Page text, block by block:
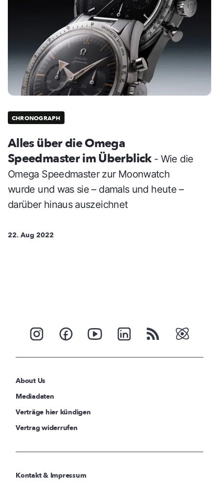
CHRONOGRAPH
Alles über die Omega
Speedmaster im Überblick - Wie die
Omega Speedmaster zur Moonwatch
wurde und was sie – damals und heute –
darüber hinaus auszeichnet
22. Aug 2022
About Us
Mediadaten
Verträge hier kündigen
Vertrag widerrufen
Kontakt & Impressum